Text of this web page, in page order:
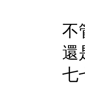
不
還
七